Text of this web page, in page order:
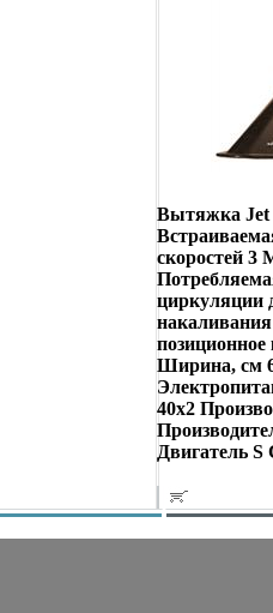
Вытяжка Jet
скоростей 3
циркуляции
Ширина, см
40х2
Двигатель